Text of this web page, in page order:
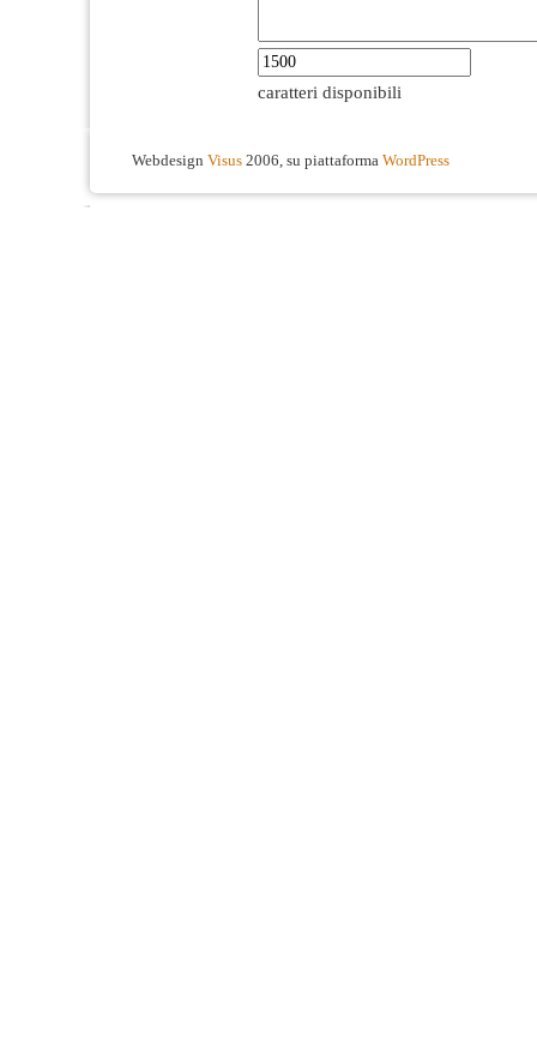
caratteri disponibili
Webdesign Visus 2006, su piattaforma WordPress